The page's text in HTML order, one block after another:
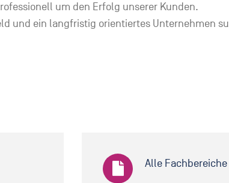
um den Erfolg unserer Kunden.
und ein langfristig orientiertes Unternehmen
Alle Fachbereiche